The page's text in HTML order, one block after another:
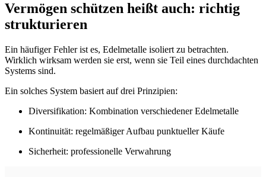
Vermögen schützen heißt auch: richtig
strukturieren
Ein häufiger Fehler ist es, Edelmetalle isoliert zu betrachten.
Wirklich wirksam werden sie erst, wenn sie Teil eines durchdachten
Systems sind.
Ein solches System basiert auf drei Prinzipien:
Diversifikation: Kombination verschiedener Edelmetalle
Kontinuität: regelmäßiger Aufbau punktueller Käufe
Sicherheit: professionelle Verwahrung